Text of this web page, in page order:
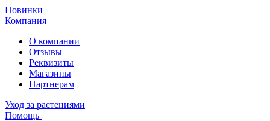
Новинки
Компания
О компании
Отзывы
Реквизиты
Магазины
Партнерам
Уход за растениями
Помощь